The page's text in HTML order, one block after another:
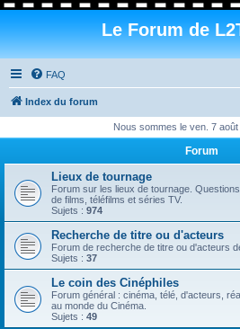
Le Forum de
FAQ
Index du forum
Nous sommes le ven. 7
Forum
Lieux de tournage
Forum sur les lieux de tournage.
de films, téléfilms et séries TV.
Sujets : 974
Recherche de titre ou d'acteurs
Forum de recherche de titre ou d'acteurs
Sujets : 37
Le coin des Cinéphiles
Forum général : cinéma, télé, d'acteurs,
au monde du Cinéma.
Sujets : 49